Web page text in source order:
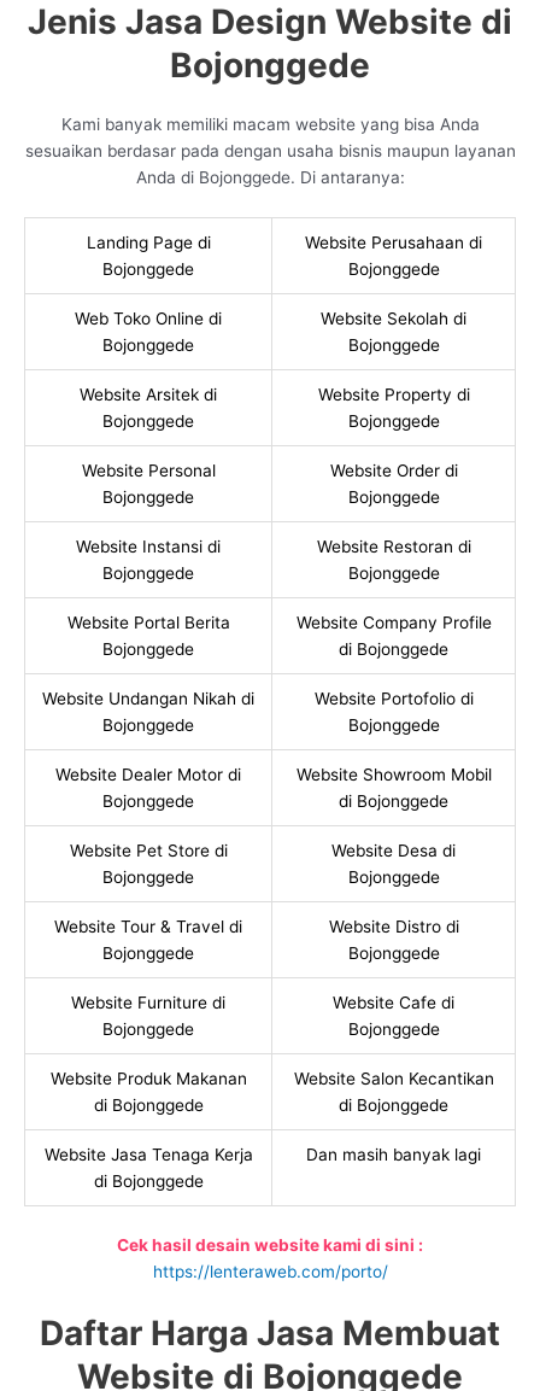
Jenis Jasa Design Website di
Bojonggede
Kami banyak memiliki macam website yang bisa Anda
sesuaikan berdasar pada dengan usaha bisnis maupun layanan
Anda di Bojonggede. Di antaranya:
Landing Page di
Bojonggede
Website Perusahaan di
Bojonggede
Web Toko Online di
Bojonggede
Website Sekolah di
Bojonggede
Website Arsitek di
Bojonggede
Website Property di
Bojonggede
Website Personal
Bojonggede
Website Order di
Bojonggede
Website Instansi di
Bojonggede
Website Restoran di
Bojonggede
Website Portal Berita
Bojonggede
Website Company Profile
di Bojonggede
Website Undangan Nikah di
Bojonggede
Website Portofolio di
Bojonggede
Website Dealer Motor di
Bojonggede
Website Showroom Mobil
di Bojonggede
Website Pet Store di
Bojonggede
Website Desa di
Bojonggede
Website Tour & Travel di
Bojonggede
Website Distro di
Bojonggede
Website Furniture di
Bojonggede
Website Cafe di
Bojonggede
Website Produk Makanan
di Bojonggede
Website Salon Kecantikan
di Bojonggede
Website Jasa Tenaga Kerja
di Bojonggede
Dan masih banyak lagi
Cek hasil desain website kami di sini :
https://lenteraweb.com/porto/
Daftar Harga Jasa Membuat
Website di Bojonggede